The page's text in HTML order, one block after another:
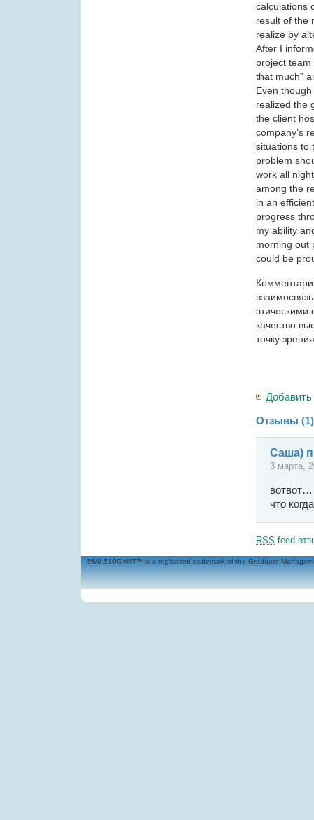
calculations
result of the
realize by
After I
project team
that much”
Even
realized the
the client
company’s
situations to
problem
work all
among the
in an
progress
my ability
morning out
could be
этическими
качество
точку
Отзывы (1)
Саша)
3 марта,
вотвот…
что
RSS feed
56/0,510GMAT™ is a registered trademark of the Graduate